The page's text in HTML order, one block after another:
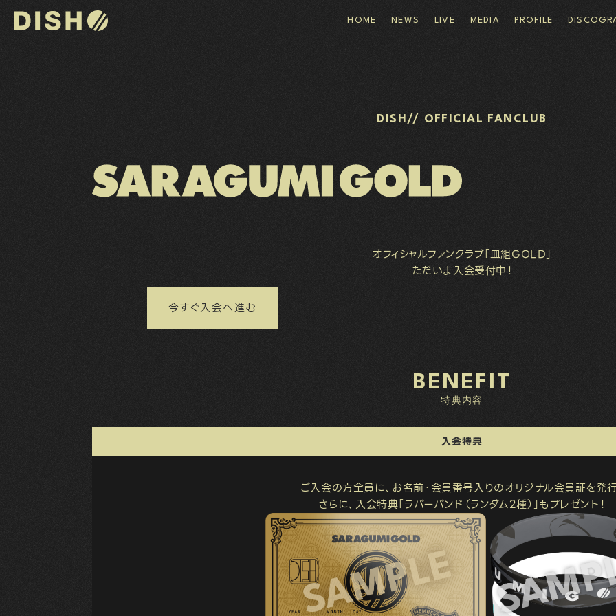
DISH// サイトトップへ NEWS LIVE MEDIA PROFILE
HOME
DISH// OFFICIAL FANCLUB 皿組GOLDDISH// OFFICIAL FANCLUB
オフィシャルファンクラブ「皿組GOLD」
ただいま入会受付中！
今すぐ入会へ進む
BENEFIT
特典内容
入会特典
ご入会の方全員に、お名前・会員番号入りのオリジナル会員証を発
さらに、入会特典「ラバーバンド（ランダム2種）」もプレゼント！